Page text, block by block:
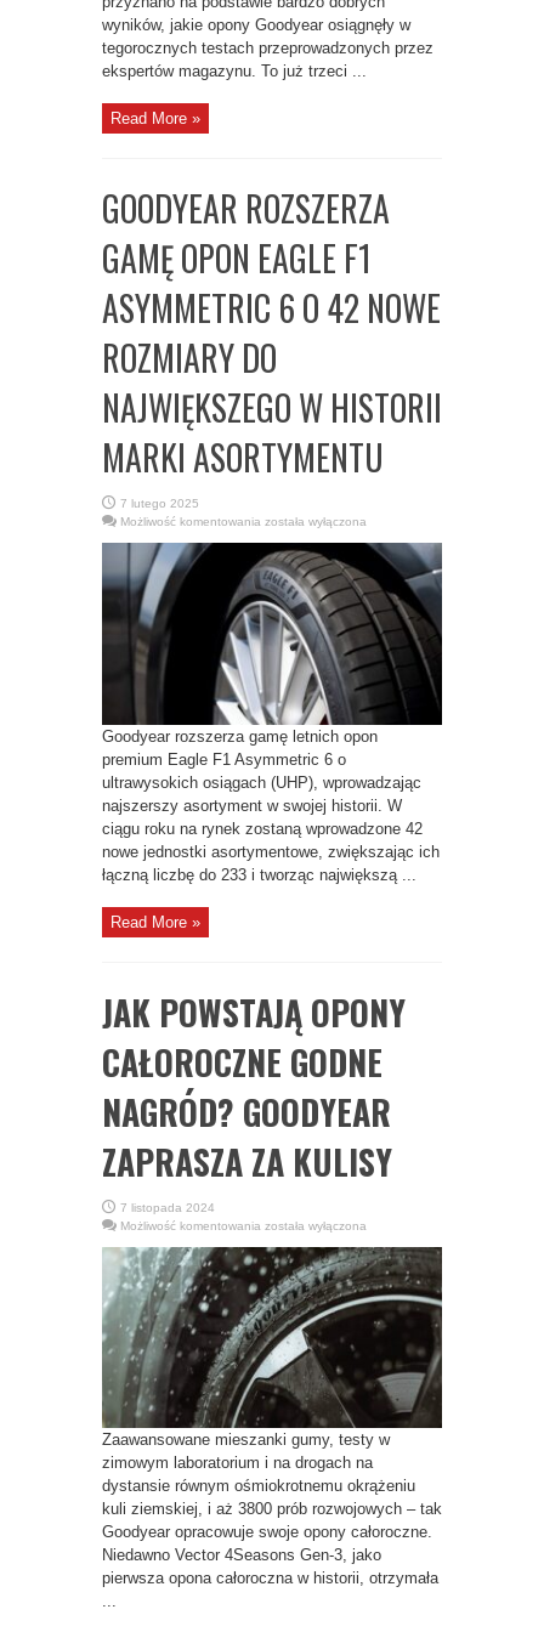
wyników, jakie opony Goodyear osiągnęły w
tegorocznych testach przeprowadzonych przez
ekspertów magazynu. To już trzeci ...
Read More »
GOODYEAR ROZSZERZA
GAMĘ OPON EAGLE F1
ASYMMETRIC 6 O 42 NOWE
ROZMIARY DO
NAJWIĘKSZEGO W HISTORII
MARKI ASORTYMENTU
7 lutego 2025
Możliwość komentowania GOODYEAR
GAMĘ
OPON
EAGLE
F1
ASYMMETRIC
6
O
NOWE
ROZMIARY
DO
NAJWIĘKSZEGO
W
HISTORII
MARKI
ASORTYMENTU
została wyłączona
Goodyear rozszerza gamę letnich opon
premium Eagle F1 Asymmetric 6 o
ultrawysokich osiągach (UHP), wprowadzając
najszerszy asortyment w swojej historii. W
ciągu roku na rynek zostaną wprowadzone 42
nowe jednostki asortymentowe, zwiększając ich
łączną liczbę do 233 i tworząc największą ...
Read More »
JAK POWSTAJĄ OPONY
CAŁOROCZNE GODNE
NAGRÓD? GOODYEAR
ZAPRASZA ZA KULISY
7 listopada 2024
Możliwość komentowania JAK
OPONY
CAŁOROCZNE
GODNE
NAGRÓD?
GOODYEAR
ZAPRASZA
ZA
KULISY
została wyłączona
Zaawansowane mieszanki gumy, testy w
zimowym laboratorium i na drogach na
dystansie równym ośmiokrotnemu okrążeniu
kuli ziemskiej, i aż 3800 prób rozwojowych – tak
Goodyear opracowuje swoje opony całoroczne.
Niedawno Vector 4Seasons Gen-3, jako
pierwsza opona całoroczna w historii, otrzymała